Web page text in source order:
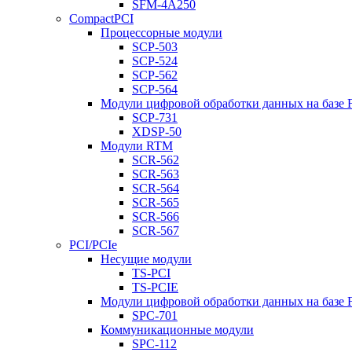
SFM-4A250
CompactPCI
Процессорные модули
SCP-503
SCP-524
SCP-562
SCP-564
Модули цифровой обработки данных на базе
SCP-731
XDSP-50
Модули RTM
SCR-562
SCR-563
SCR-564
SCR-565
SCR-566
SCR-567
PCI/PCIe
Несущие модули
TS-PCI
TS-PCIE
Модули цифровой обработки данных на базе
SPC-701
Коммуникационные модули
SPC-112